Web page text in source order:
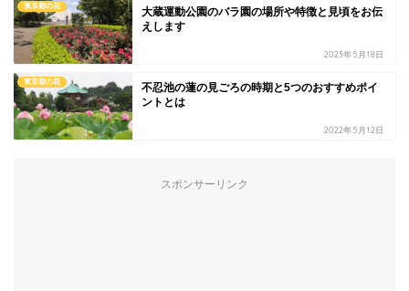
東京都の花
大蔵運動公園のバラ園の場所や特徴と見頃をお伝
えします
2023年5月18日
東京都の花
不忍池の蓮の見ごろの時期と5つのおすすめポイ
ントとは
2022年5月12日
スポンサーリンク